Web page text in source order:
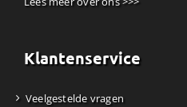
Klantenservice
Veelgestelde vragen